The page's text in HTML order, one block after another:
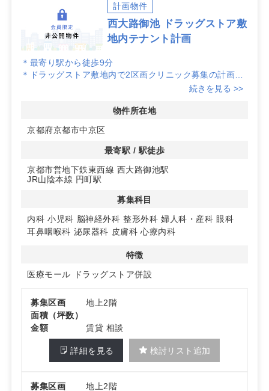
計画物件
西大路御池 ドラッグストア敷
地内テナント計画
＊最寄り駅から徒歩9分
＊ドラッグストア敷地内で2区画クリニック募集の計画物
続きを見る >>
物件所在地
京都府京都市中京区
最寄駅 / 駅徒歩
京都市営地下鉄東西線 西大路御池駅
JR山陰本線 円町駅
募集科目
内科 小児科 脳神経外科 整形外科 婦人科・産科 眼科
耳鼻咽喉科 泌尿器科 皮膚科 心療内科
特徴
医療モール
ドラッグストア併設
募集区画
地上2階
面積（坪数）
金額
賃貸 相談
詳細を見る 検討リスト追加
募集区画
地上2階